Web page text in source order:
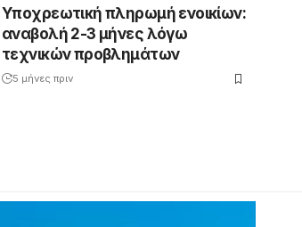
Υποχρεωτική πληρωμή ενοικίων:
αναβολή 2-3 μήνες λόγω
τεχνικών προβλημάτων
5 μήνες πριν